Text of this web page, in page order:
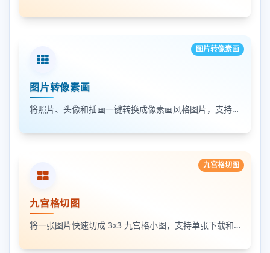
图片转像素画
图片转像素画
将照片、头像和插画一键转换成像素画风格图片，支持调节像素颗粒度、输出倍率和导出格式
九宫格切图
九宫格切图
将一张图片快速切成 3x3 九宫格小图，支持单张下载和 ZIP 打包下载